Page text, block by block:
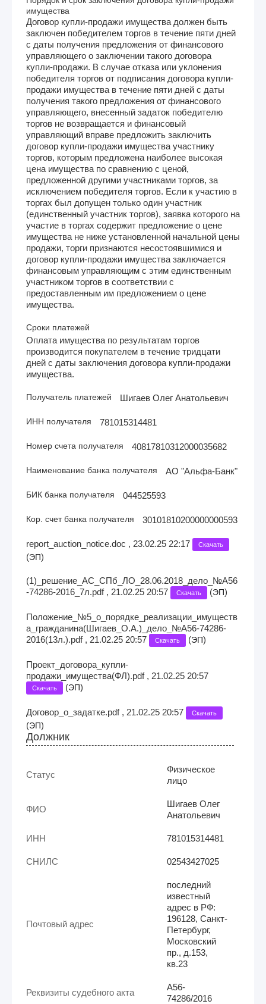
имущества
Договор купли-продажи имущества должен быть
заключен победителем торгов в течение пяти дней
с даты получения предложения от финансового
управляющего о заключении такого договора
купли-продажи. В случае отказа или уклонения
победителя торгов от подписания договора купли-
продажи имущества в течение пяти дней с даты
получения такого предложения от финансового
управляющего, внесенный задаток победителю
торгов не возвращается и финансовый
управляющий вправе предложить заключить
договор купли-продажи имущества участнику
торгов, которым предложена наиболее высокая
цена имущества по сравнению с ценой,
предложенной другими участниками торгов, за
исключением победителя торгов. Если к участию в
торгах был допущен только один участник
(единственный участник торгов), заявка которого на
участие в торгах содержит предложение о цене
имущества не ниже установленной начальной цены
продажи, торги признаются несостоявшимися и
договор купли-продажи имущества заключается
финансовым управляющим с этим единственным
участником торгов в соответствии с
предоставленным им предложением о цене
имущества.
Сроки платежей
Оплата имущества по результатам торгов
производится покупателем в течение тридцати
дней с даты заключения договора купли-продажи
имущества.
Получатель платежей Шигаев Олег Анатольевич
ИНН получателя 781015314481
Номер счета получателя 40817810312000035682
Наименование банка получателя АО "Альфа-Банк"
БИК банка получателя 044525593
Кор. счет банка получателя 30101810200000000593
report_auction_notice.doc , 23.02.25 22:17 Скачать
(ЭП)
(1)_решение_АС_СПб_ЛО_28.06.2018_дело_№A56
-74286-2016_7л.pdf , 21.02.25 20:57
Скачать (ЭП)
Положение_№5_о_порядке_реализации_имуществ
а_гражданина(Шигаев_О.А.)_дело_№А56-74286-
2016(13л.).pdf , 21.02.25 20:57
Скачать (ЭП)
Проект_договора_купли-
продажи_имущества(ФЛ).pdf , 21.02.25 20:57
Скачать (ЭП)
Договор_о_задатке.pdf , 21.02.25 20:57 Скачать
(ЭП)
Должник
Статус
Физическое
лицо
ФИО
Шигаев Олег
Анатольевич
ИНН 781015314481
СНИЛС 02543427025
Почтовый адрес
последний
известный
адрес в РФ:
196128, Санкт-
Петербург,
Московский
пр., д.153,
кв.23
Реквизиты судебного акта
А56-
74286/2016